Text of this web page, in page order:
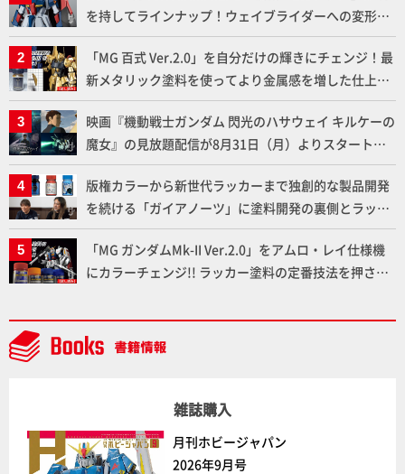
を持してラインナップ！ウェイブライダーへの変形、
劇中どおりのプロポーションを再現【機動戦士Zガン
ダム】
「MG 百式 Ver.2.0」を自分だけの輝きにチェンジ！最
新メタリック塗料を使ってより金属感を増した仕上が
りに!!【試し読み】
映画『機動戦士ガンダム 閃光のハサウェイ キルケーの
魔女』の見放題配信が8月31日（月）よりスタート！
Prime Videoで国内独占配信
版権カラーから新世代ラッカーまで独創的な製品開発
を続ける「ガイアノーツ」に塗料開発の裏側とラッカ
ー塗料の未来についてインタビュー！
「MG ガンダムMk-II Ver.2.0」をアムロ・レイ仕様機
にカラーチェンジ!! ラッカー塗料の定番技法を押さえ
雑誌購入
月刊ホビージャパン
2026年9月号